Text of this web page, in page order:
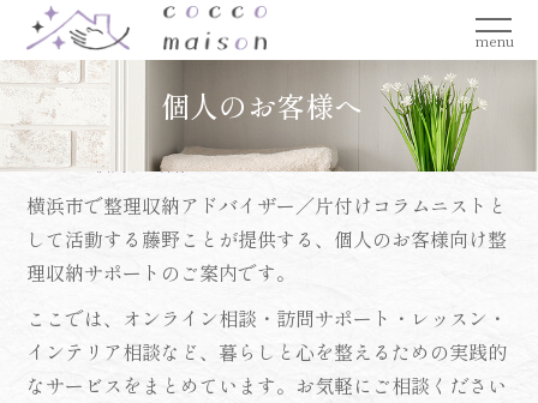
menu
個人のお客様へ
Home >個人のお客様へ
横浜市で整理収納アドバイザー／片付けコラムニストと
して活動する藤野ことが提供する、個人のお客様向け整
理収納サポートのご案内です。
ここでは、オンライン相談・訪問サポート・レッスン・
インテリア相談など、暮らしと心を整えるための実践的
なサービスをまとめています。お気軽にご相談ください